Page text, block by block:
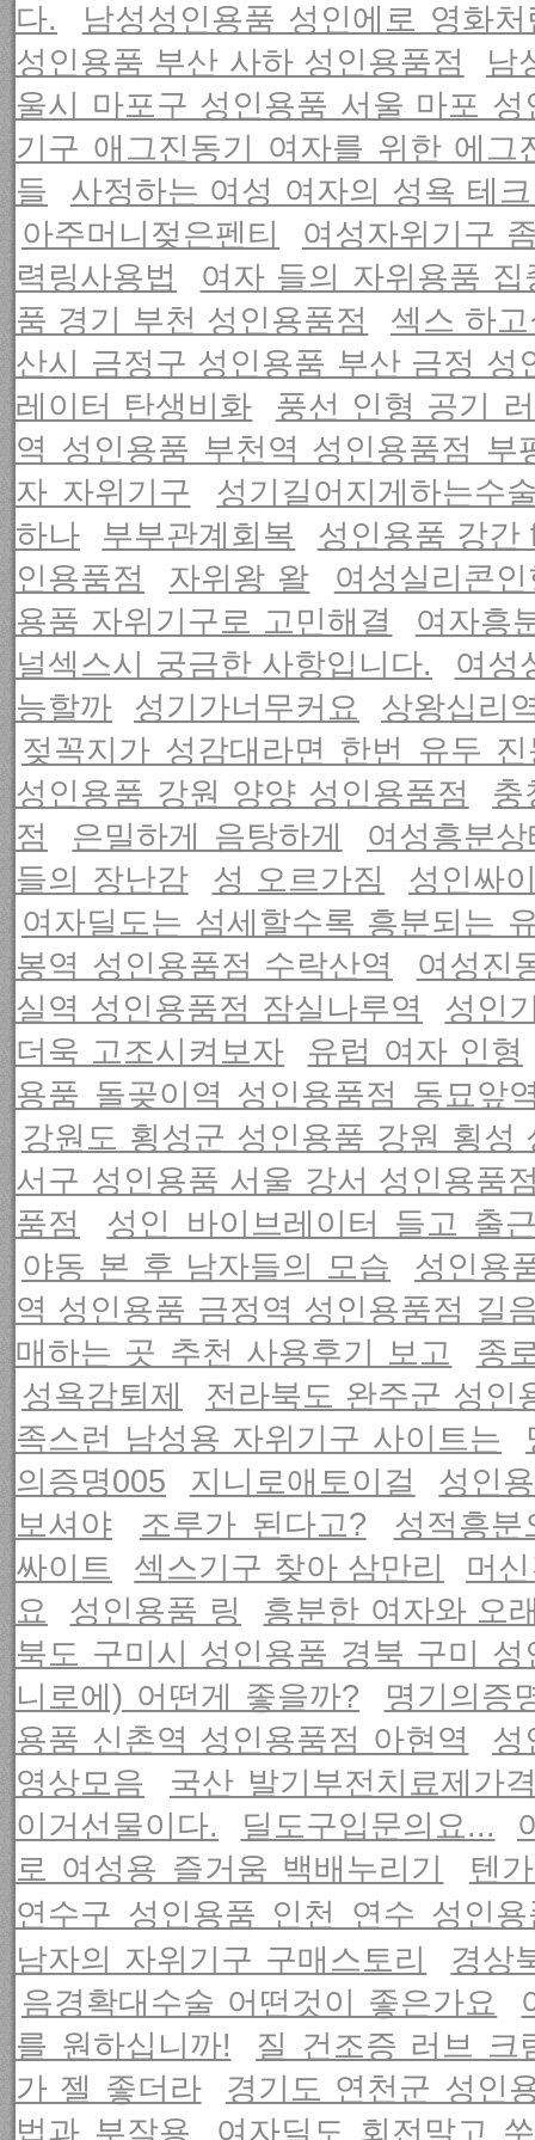
다.
남성성인용품 성인에로 영화
성인용품 부산 사하 성인용품점
남
울시 마포구 성인용품 서울 마포 성
기구 애그진동기 여자를 위한 에그
들
사정하는 여성 여자의 성욕 테
아주머니젖은펜티
여성자위기구
력링사용법
여자 들의 자위용품
품 경기 부천 성인용품점
섹스 하
산시 금정구 성인용품 부산 금정 성
레이터 탄생비화
풍선 인형 공기
역 성인용품 부천역 성인용품점 부
자 자위기구
성기길어지게하는수
하나
부부관계회복
성인용품 강간
인용품점
자위왕 왈
여성실리콘
용품 자위기구로 고민해결
여자흥
널섹스시 궁금한 사항입니다.
여성
능할까
성기가너무커요
상왕십리
젖꼭지가 성감대라면 한번 유두
성인용품 강원 양양 성인용품점
충
점
은밀하게 음탕하게
여성흥분
들의 장난감
성 오르가짐
성인싸
여자딜도는 섬세할수록 흥분되는
봉역 성인용품점 수락산역
여성진
실역 성인용품점 잠실나루역
성인
더욱 고조시켜보자
유럽 여자 인형
용품 돌곶이역 성인용품점 동묘앞
강원도 횡성군 성인용품 강원 횡성
서구 성인용품 서울 강서 성인용품
품점
성인 바이브레이터 들고 출
야동 본 후 남자들의 모습
성인용
역 성인용품 금정역 성인용품점 길
매하는 곳 추천 사용후기 보고
종
성욕감퇴제
전라북도 완주군 성인
족스런 남성용 자위기구 사이트는
의증명005
지니로애토이걸
성인
보셔야
조루가 된다고?
성적흥분
싸이트
섹스기구 찾아 삼만리
머
요
성인용품 링
흥분한 여자와 오
북도 구미시 성인용품 경북 구미 성
니로에) 어떤게 좋을까?
명기의증
용품 신촌역 성인용품점 아현역
성
영상모음
국산 발기부전치료제가
이거선물이다.
딜도구입문의요...
로 여성용 즐거움 백배누리기
텐
연수구 성인용품 인천 연수 성인용
남자의 자위기구 구매스토리
경상
음경확대수술 어떤것이 좋은가요
를 원하십니까!
질 건조증 러브 크
가 젤 좋더라
경기도 연천군 성인
법과 부작용
여자딜도 회전말고